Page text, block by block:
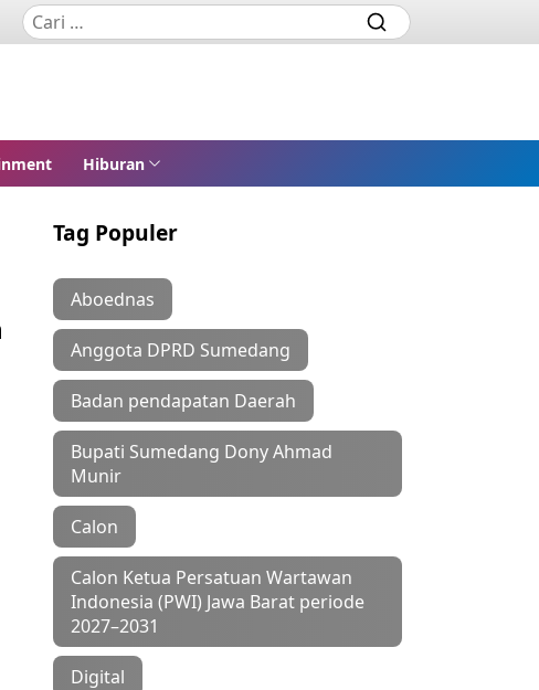
Hiburan
Tag Populer
Aboednas
Anggota DPRD Sumedang
Badan pendapatan Daerah
Bupati Sumedang Dony Ahmad
Munir
Calon
Calon Ketua Persatuan Wartawan
Indonesia (PWI) Jawa Barat periode
2027–2031
Digital